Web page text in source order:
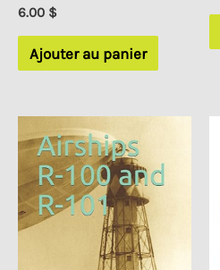
6.00 $
Ajouter au panier